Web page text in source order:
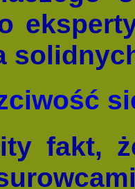
fakt,